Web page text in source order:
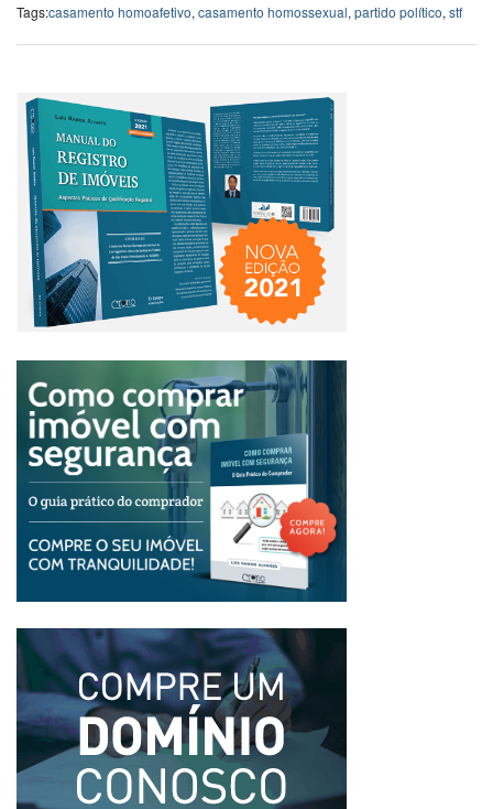
Tags:casamento homoafetivo, casamento homossexual, partido político, stf